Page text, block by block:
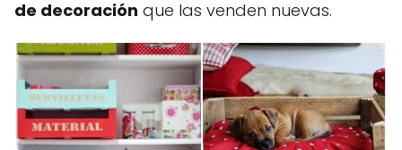
de decoración que las venden nuevas.